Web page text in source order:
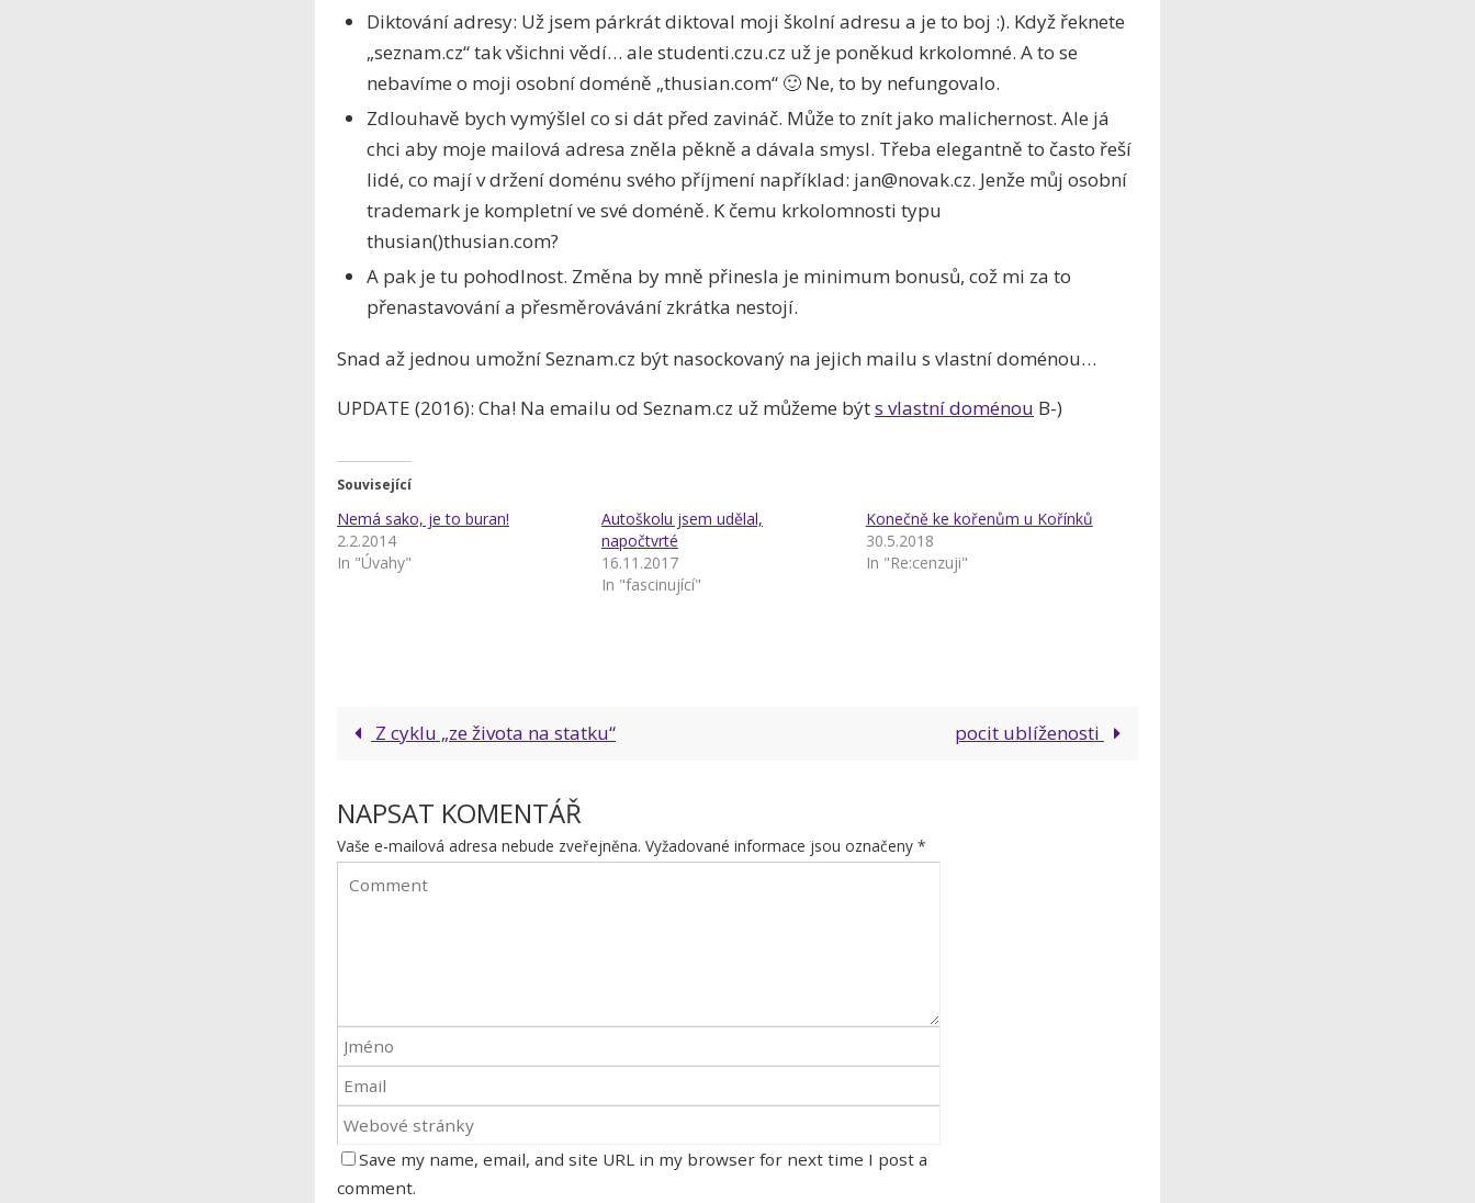
Diktování adresy: Už jsem párkrát diktoval moji školní adresu a je to boj :). Když řeknete
„seznam.cz“ tak všichni vědí… ale studenti.czu.cz už je poněkud krkolomné. A to se
nebavíme o moji osobní doméně „thusian.com“ 🙂 Ne, to by nefungovalo.
Zdlouhavě bych vymýšlel co si dát před zavináč. Může to znít jako malichernost. Ale já
chci aby moje mailová adresa zněla pěkně a dávala smysl. Třeba elegantně to často řeší
lidé, co mají v držení doménu svého příjmení například: jan@novak.cz. Jenže můj osobní
trademark je kompletní ve své doméně. K čemu krkolomnosti typu
thusian()thusian.com?
A pak je tu pohodlnost. Změna by mně přinesla je minimum bonusů, což mi za to
přenastavování a přesměrovávání zkrátka nestojí.
Snad až jednou umožní Seznam.cz být nasockovaný na jejich mailu s vlastní doménou…
UPDATE (2016): Cha! Na emailu od Seznam.cz už můžeme býts vlastní doménou B-)
Související
Nemá sako, je to buran!
2.2.2014
In "Úvahy"
Autoškolu jsem udělal,
napočtvrté
16.11.2017
In "fascinující"
Konečně ke kořenům u Kořínků
30.5.2018
In "Re:cenzuji"
Z cyklu „ze života na statku“ pocit ublíženosti
NAPSAT KOMENTÁŘ
Vaše e-mailová adresa nebude zveřejněna. Vyžadované informace jsou označeny *
Save my name, email, and site URL in my browser for next time I post a
comment.